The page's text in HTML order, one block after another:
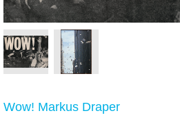
Wow! Markus Draper